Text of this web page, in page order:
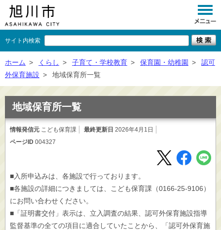
サイト内検索
くらし
事業者向け
×
ホーム > くらし > 子育て・学校教育 > 保育園・幼稚園 >
認可
外保育施設 > 地域保育所一覧
地域保育所一覧
情報発信元 こども保育課 最終更新日 2026年4月1日
ページID 004327
■入所申込みは、各施設で行っております。
■各施設の詳細につきましては、こども保育課（0166-25-9106）
にお問い合わせください。
■「証明書交付」表示は、立入調査の結果、認可外保育施設指導
監督基準の全ての項目に適合していたことから、「認可外保育施